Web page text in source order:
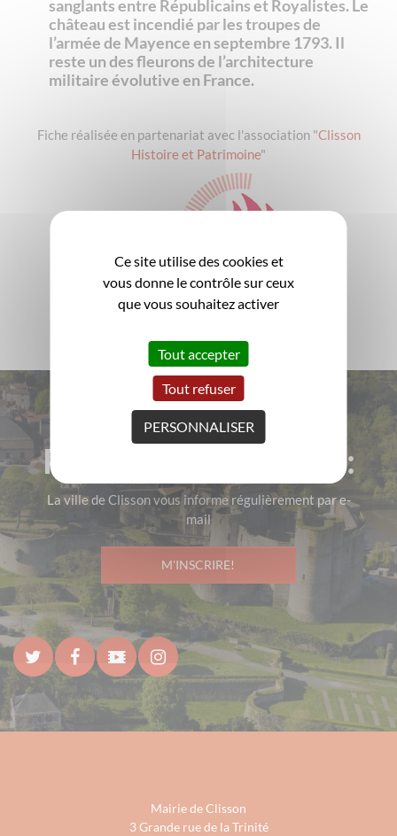
sanglants entre Républicains et Royalistes. Le
château est incendié par les troupes de
l’armée de Mayence en septembre 1793. Il
reste un des fleurons de l’architecture
militaire évolutive en France.
Fiche réalisée en partenariat avec l'association "Clisson
Histoire et Patrimoine"
Pour rester informé :
La ville de Clisson vous informe régulièrement par e-
mail
M'INSCRIRE!
Mairie de Clisson
3 Grande rue de la Trinité
Ce site utilise des cookies et
vous donne le contrôle sur ceux
que vous souhaitez activer
Tout accepter
Tout refuser
PERSONNALISER